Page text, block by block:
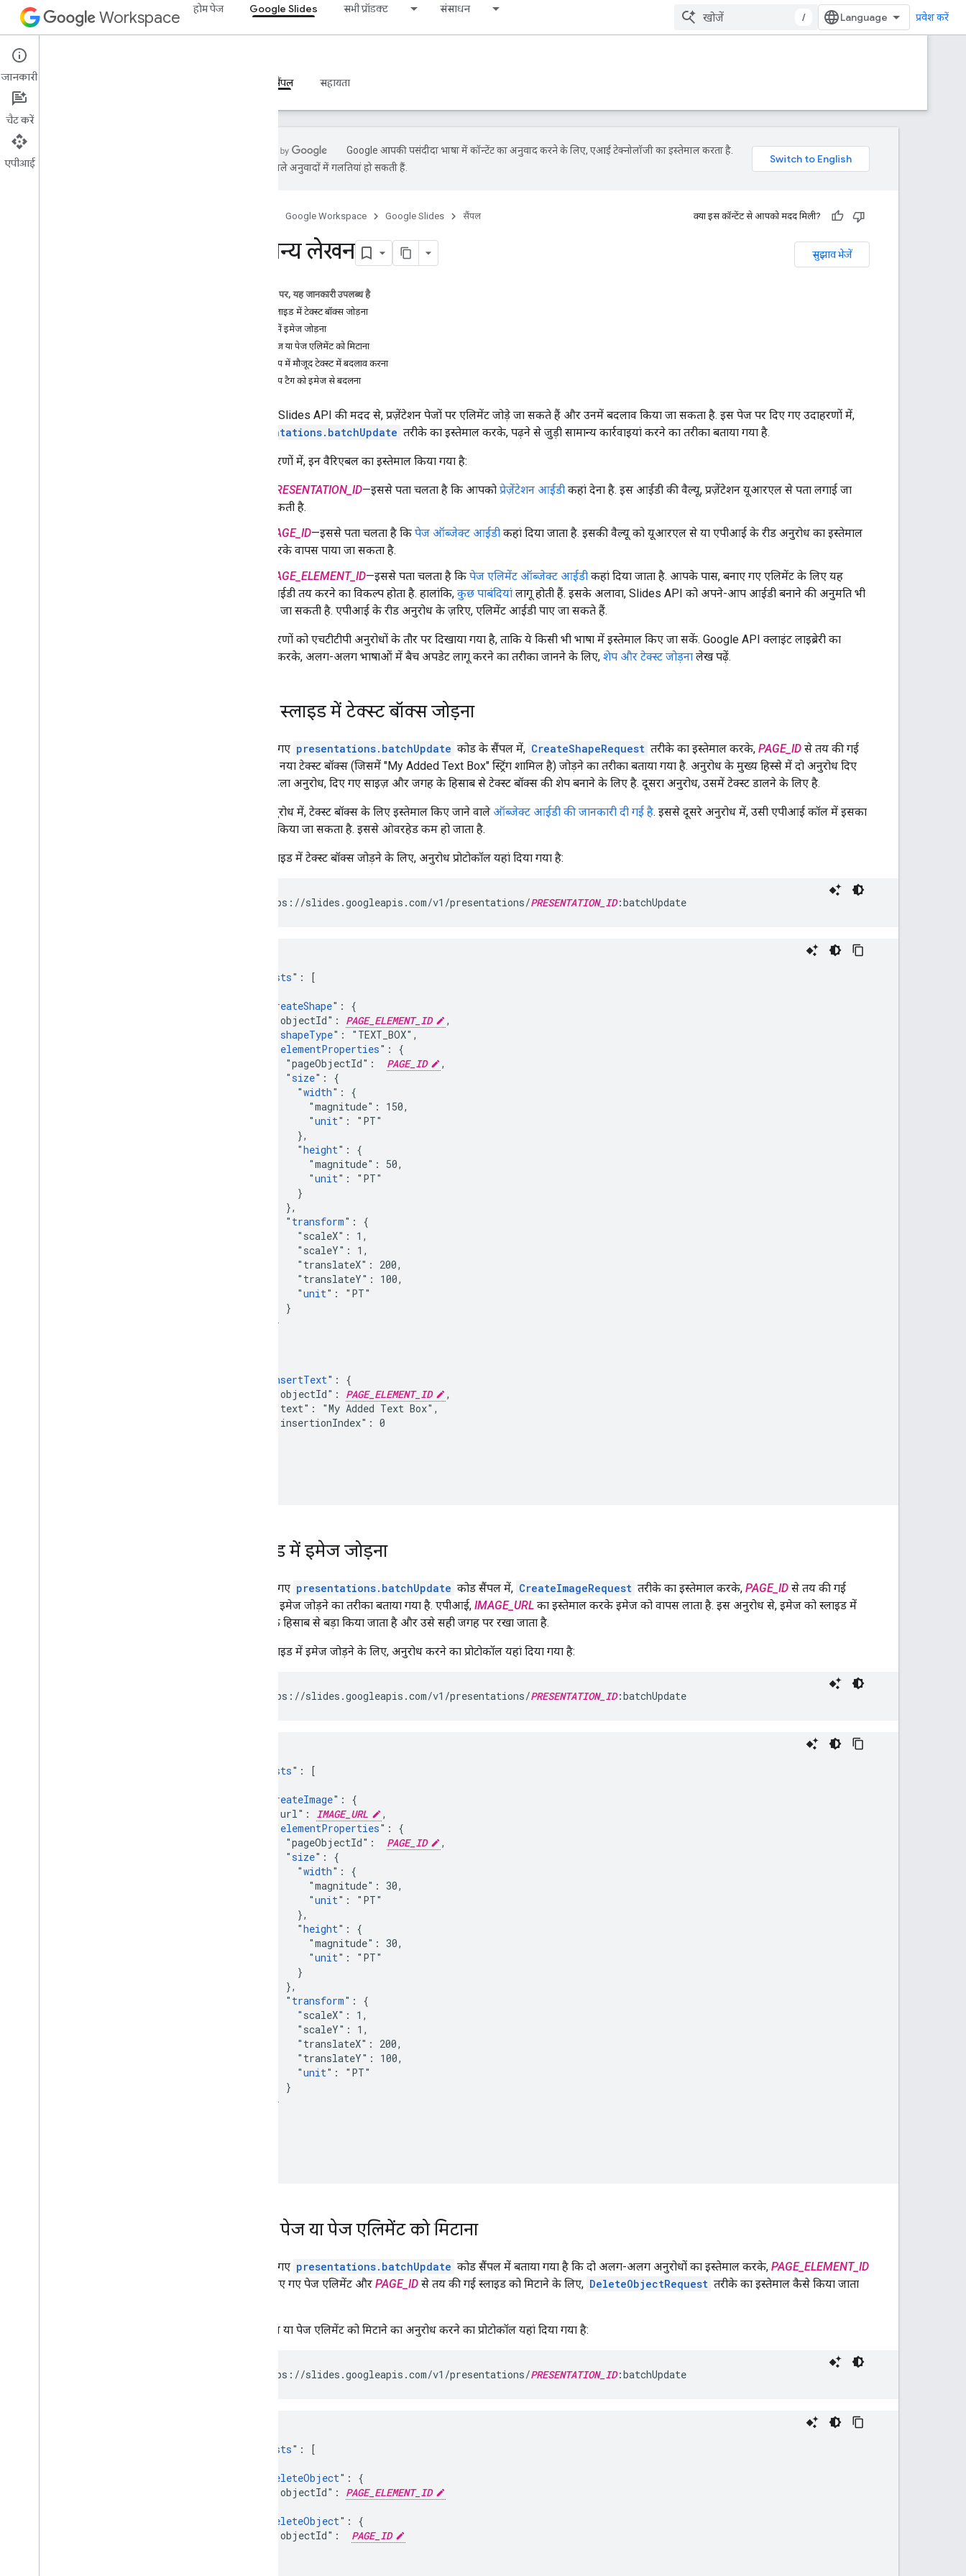
Workspace होम पेज Google Slides सभी प्रॉडक्ट संसाधन
/ प्रवेश करें
Google Slides
खास जानकारी सैंपल सहायता
Google आपकी पसंदीदा भाषा में कॉन्टेंट का अनुवाद करने के लिए, एआई टेक्नोलॉजी का इस्तेमाल करता है.
एआई से मिले अनुवादों में गलतियां हो सकती हैं.
Google Workspace Google Slides सैंपल क्या इस कॉन्टेंट से आपको मदद मिली?
सुझाव भेजें
सामान्य लेखन
इस पेज पर, यह जानकारी उपलब्ध है
किसी स्लाइड में टेक्स्ट बॉक्स जोड़ना
स्लाइड में इमेज जोड़ना
किसी पेज या पेज एलिमेंट को मिटाना
किसी शेप में मौजूद टेक्स्ट में बदलाव करना
किसी शेप टैग को इमेज से बदलना
Google Slides API की मदद से, प्रज़ेंटेशन पेजों पर एलिमेंट जोड़े जा सकते हैं और उनमें बदलाव किया जा सकता है. इस पेज पर दिए गए उदाहरणों में,
presentations.batchUpdate तरीके का इस्तेमाल करके, पढ़ने से जुड़ी सामान्य कार्रवाइयां करने का तरीका बताया गया है.
इन उदाहरणों में, इन वैरिएबल का इस्तेमाल किया गया है:
PRESENTATION_ID—इससे पता चलता है कि आपको प्रेज़ेंटेशन आईडी कहां देना है. इस आईडी की वैल्यू, प्रज़ेंटेशन यूआरएल से पता लगाई जा
सकती है.
PAGE_ID—इससे पता चलता है कि पेज ऑब्जेक्ट आईडी कहां दिया जाता है. इसकी वैल्यू को यूआरएल से या एपीआई के रीड अनुरोध का इस्तेमाल
करके वापस पाया जा सकता है.
PAGE_ELEMENT_ID—इससे पता चलता है कि पेज एलिमेंट ऑब्जेक्ट आईडी कहां दिया जाता है. आपके पास, बनाए गए एलिमेंट के लिए यह
आईडी तय करने का विकल्प होता है. हालांकि, कुछ पाबंदियां लागू होती हैं. इसके अलावा, Slides API को अपने-आप आईडी बनाने की अनुमति भी
दी जा सकती है. एपीआई के रीड अनुरोध के ज़रिए, एलिमेंट आईडी पाए जा सकते हैं.
इन उदाहरणों को एचटीटीपी अनुरोधों के तौर पर दिखाया गया है, ताकि ये किसी भी भाषा में इस्तेमाल किए जा सकें. Google API क्लाइंट लाइब्रेरी का
इस्तेमाल करके, अलग-अलग भाषाओं में बैच अपडेट लागू करने का तरीका जानने के लिए, शेप और टेक्स्ट जोड़ना लेख पढ़ें.
किसी स्लाइड में टेक्स्ट बॉक्स जोड़ना
यहां दिए गए presentations.batchUpdate कोड के सैंपल में, CreateShapeRequest तरीके का इस्तेमाल करके, PAGE_ID से तय की गई
स्लाइड में नया टेक्स्ट बॉक्स (जिसमें "My Added Text Box" स्ट्रिंग शामिल है) जोड़ने का तरीका बताया गया है. अनुरोध के मुख्य हिस्से में दो अनुरोध दिए
गए हैं. पहला अनुरोध, दिए गए साइज़ और जगह के हिसाब से टेक्स्ट बॉक्स की शेप बनाने के लिए है. दूसरा अनुरोध, उसमें टेक्स्ट डालने के लिए है.
पहले अनुरोध में, टेक्स्ट बॉक्स के लिए इस्तेमाल किए जाने वाले ऑब्जेक्ट आईडी की जानकारी दी गई है. इससे दूसरे अनुरोध में, उसी एपीआई कॉल में इसका
इस्तेमाल किया जा सकता है. इससे ओवरहेड कम हो जाता है.
किसी स्लाइड में टेक्स्ट बॉक्स जोड़ने के लिए, अनुरोध प्रोटोकॉल यहां दिया गया है:
POST https://slides.googleapis.com/v1/presentations/PRESENTATION_ID:batchUpdate
requests": [
createShape": {
        "objectId":
PAGE_ELEMENT_ID
,
shapeType": "TEXT_BOX",
elementProperties": {
          "pageObjectId":
PAGE_ID
,
          "
size": {
            "
width": {
              "magnitude": 150,
              "
unit": "PT"
            },
            "
height": {
              "magnitude": 50,
              "
unit": "PT"
            }
          },
          "
transform": {
            "scaleX": 1,
            "scaleY": 1,
            "translateX": 200,
            "translateY": 100,
            "
unit": "PT"
          }
        }
insertText": {
        "objectId":
PAGE_ELEMENT_ID
,
        "text": "My Added Text Box",
        "insertionIndex": 0
स्लाइड में इमेज जोड़ना
यहां दिए गए presentations.batchUpdate कोड सैंपल में, CreateImageRequest तरीके का इस्तेमाल करके, PAGE_ID से तय की गई
स्लाइड में इमेज जोड़ने का तरीका बताया गया है. एपीआई, IMAGE_URL का इस्तेमाल करके इमेज को वापस लाता है. इस अनुरोध से, इमेज को स्लाइड में
ज़रूरत के हिसाब से बड़ा किया जाता है और उसे सही जगह पर रखा जाता है.
किसी स्लाइड में इमेज जोड़ने के लिए, अनुरोध करने का प्रोटोकॉल यहां दिया गया है:
POST https://slides.googleapis.com/v1/presentations/PRESENTATION_ID:batchUpdate
requests": [
createImage": {
        "url":
IMAGE_URL
,
elementProperties": {
          "pageObjectId":
PAGE_ID
,
          "
size": {
            "
width": {
              "magnitude": 30,
              "
unit": "PT"
            },
            "
height": {
              "magnitude": 30,
              "
unit": "PT"
            }
          },
          "
transform": {
            "scaleX": 1,
            "scaleY": 1,
            "translateX": 200,
            "translateY": 100,
            "
unit": "PT"
          }
        }
किसी पेज या पेज एलिमेंट को मिटाना
नीचे दिए गए presentations.batchUpdate कोड सैंपल में बताया गया है कि दो अलग-अलग अनुरोधों का इस्तेमाल करके, PAGE_ELEMENT_ID
से तय किए गए पेज एलिमेंट और PAGE_ID से तय की गई स्लाइड को मिटाने के लिए, DeleteObjectRequest तरीके का इस्तेमाल कैसे किया जाता
किसी पेज या पेज एलिमेंट को मिटाने का अनुरोध करने का प्रोटोकॉल यहां दिया गया है:
POST https://slides.googleapis.com/v1/presentations/PRESENTATION_ID:batchUpdate
requests": [
deleteObject": {
        "objectId":
PAGE_ELEMENT_ID
deleteObject": {
        "objectId":
PAGE_ID
जानकारी
चैट करें
एपीआई